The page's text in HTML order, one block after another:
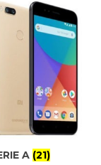
A (21)